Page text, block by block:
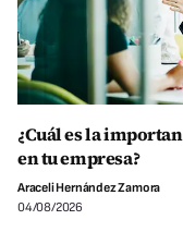
¿Cuál es la
en tu empresa?
Araceli Hernández Zamora
04/08/2026